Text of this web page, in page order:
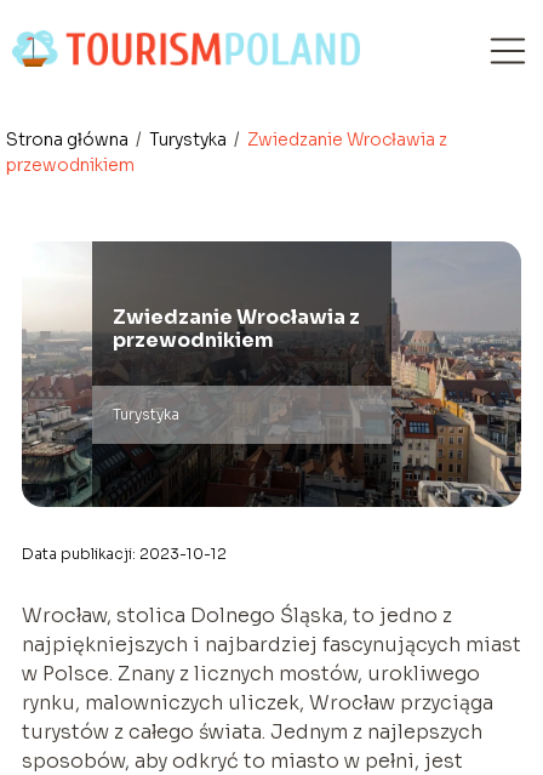
Strona główna / Turystyka / Zwiedzanie Wrocławia z
przewodnikiem
Zwiedzanie Wrocławia z
przewodnikiem
Turystyka
Data publikacji: 2023-10-12
Wrocław, stolica Dolnego Śląska, to jedno z
najpiękniejszych i najbardziej fascynujących miast
w Polsce. Znany z licznych mostów, urokliwego
rynku, malowniczych uliczek, Wrocław przyciąga
turystów z całego świata. Jednym z najlepszych
sposobów, aby odkryć to miasto w pełni, jest